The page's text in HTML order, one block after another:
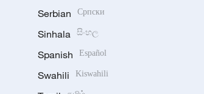
Serbian Српски
Sinhala සිංහල
Spanish Español
Swahili Kiswahili